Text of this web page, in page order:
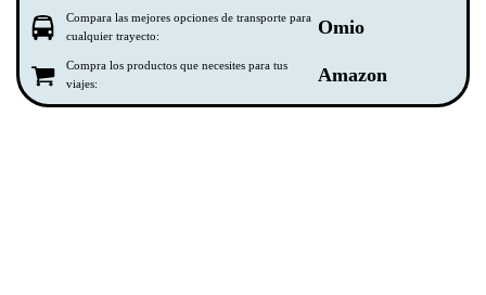
Compara las mejores opciones de transporte para
cualquier trayecto:
Omio
Compra los productos que necesites para tus
viajes:
Amazon